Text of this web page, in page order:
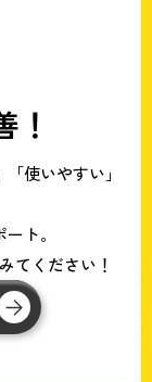
！
使いやすい」
ト。
てください！